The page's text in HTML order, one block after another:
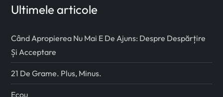
Ultimele articole
Când Apropierea Nu Mai E De Ajuns: Despre Despărțire
Și Acceptare
21 De Grame. Plus, Minus.
Ecou